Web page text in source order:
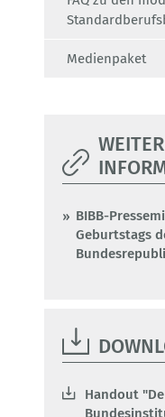
Medienpaket
BIBB-
Geburtstags
Handout